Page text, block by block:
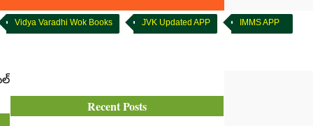
Vidya Varadhi Wok Books JVK Updated APP IMMS APP
Recent Posts